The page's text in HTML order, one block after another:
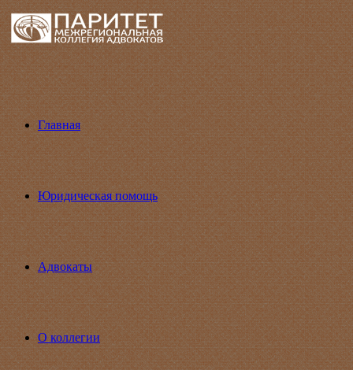
Главная
Юридическая помощь
Адвокаты
О коллегии